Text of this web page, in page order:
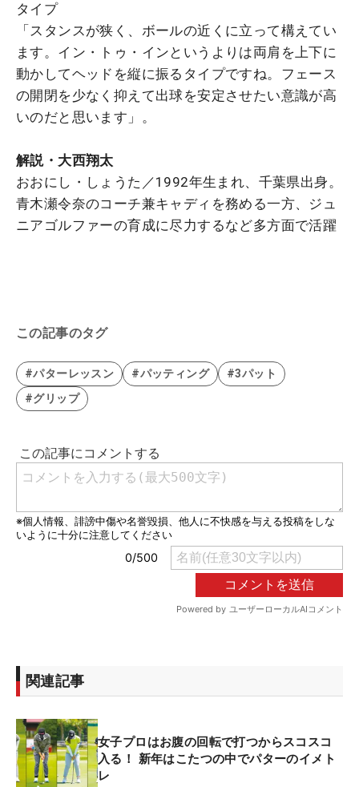
タイプ
「スタンスが狭く、ボールの近くに立って構えてい
ます。イン・トゥ・インというよりは両肩を上下に
動かしてヘッドを縦に振るタイプですね。フェース
の開閉を少なく抑えて出球を安定させたい意識が高
いのだと思います」。
解説・大西翔太
おおにし・しょうた／1992年生まれ、千葉県出身。
青木瀬令奈のコーチ兼キャディを務める一方、ジュ
ニアゴルファーの育成に尽力するなど多方面で活躍
この記事のタグ
#パターレッスン #パッティング
#3パット
#グリップ
関連記事
女子プロはお腹の回転で打つからスコスコ
入る！ 新年はこたつの中でパターのイメト
レ